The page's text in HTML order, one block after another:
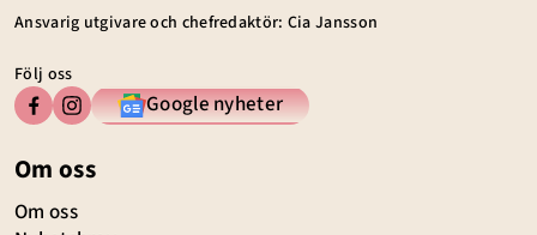
Ansvarig utgivare och chefredaktör: Cia Jansson
Följ oss
Google nyheter
Om oss
Om oss